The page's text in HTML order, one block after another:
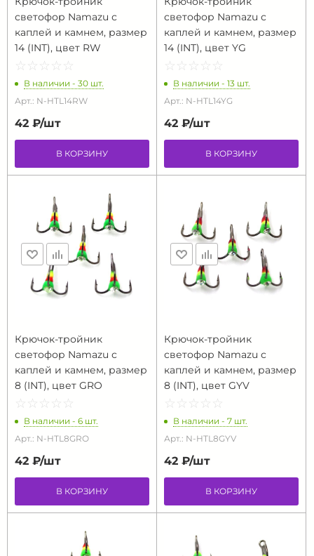
светофор Namazu с
каплей и камнем, размер
14 (INT), цвет RW
☆ ☆ ☆ ☆ ☆
★ ★ ★ ★ ★
В наличии - 30 шт.
Арт.: N-HTL14RW
42 ₽/шт
В КОРЗИНУ
светофор Namazu с
каплей и камнем, размер
14 (INT), цвет YG
☆ ☆ ☆ ☆ ☆
★ ★ ★ ★ ★
В наличии - 13 шт.
Арт.: N-HTL14YG
42 ₽/шт
В КОРЗИНУ
Крючок-тройник
светофор Namazu с
каплей и камнем, размер
8 (INT), цвет GRO
☆ ☆ ☆ ☆ ☆
★ ★ ★ ★ ★
В наличии - 6 шт.
Арт.: N-HTL8GRO
42 ₽/шт
В КОРЗИНУ
Крючок-тройник
светофор Namazu с
каплей и камнем, размер
8 (INT), цвет GYV
☆ ☆ ☆ ☆ ☆
★ ★ ★ ★ ★
В наличии - 7 шт.
Арт.: N-HTL8GYV
42 ₽/шт
В КОРЗИНУ